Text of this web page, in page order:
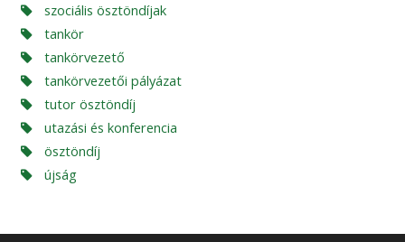
szociális ösztöndíjak
tankör
tankörvezető
tankörvezetői pályázat
tutor ösztöndíj
utazási és konferencia
ösztöndíj
újság